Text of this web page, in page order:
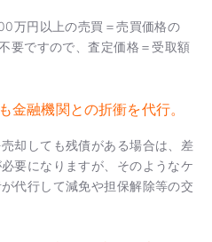
万円以上の売買＝売買価格の
要ですので、査定価格＝受取額
金融機関との折衝を代行。
却しても残債がある場合は、差
要になりますが、そのようなケ
代行して減免や担保解除等の交